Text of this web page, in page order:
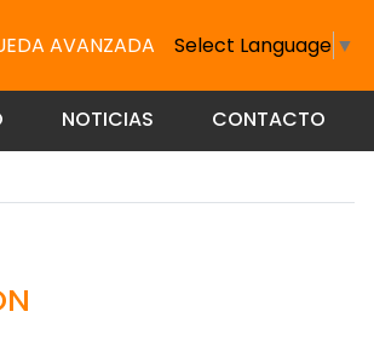
AVANZADA Select Language ▼
NOTICIAS CONTACTO